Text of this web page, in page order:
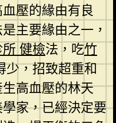
壓的緣由有良
主要緣由之一，
健檢法，吃竹
少，招致超重和
高血壓的林天
家，已經決定要